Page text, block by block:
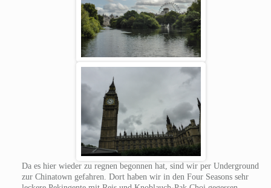
Da es hier wieder zu regnen begonnen hat, sind wir per Underground
zur Chinatown gefahren. Dort haben wir in den Four Seasons sehr